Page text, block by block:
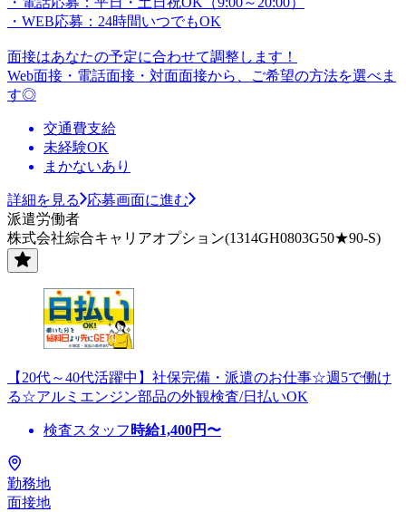
・WEB応募：24時間いつでもOK
面接はあなたの予定に合わせて調整します！
Web面接・電話面接・対面面接から、ご希望の方法を選べま
す◎
交通費支給
未経験OK
まかないあり
詳細を見る
応募画面に進む
派遣労働者
株式会社綜合キャリアオプション(1314GH0803G50★90-S)
【20代～40代活躍中】社保完備・派遣のお仕事☆週5で働け
る☆アルミエンジン部品の外観検査/日払いOK
検査スタッフ 時給1,400円〜
勤務地
面接地